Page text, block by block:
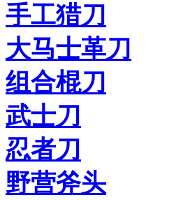
手工猎刀
大马士革刀
组合棍刀
武士刀
忍者刀
野营斧头